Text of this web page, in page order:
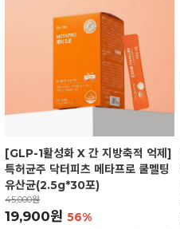
[GLP-1활성화 X 간 지방축적 억제]
특허균주 닥터피츠 메타프로 쿨멜팅
유산균(2.5g*30포)
45,000원
19,900원56%